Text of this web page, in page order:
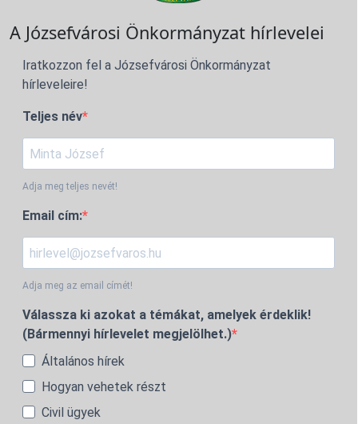
A Józsefvárosi Önkormányzat hírlevelei
Iratkozzon fel a Józsefvárosi Önkormányzat
hírleveleire!
Teljes név
Adja meg teljes nevét!
Email cím:
Adja meg az email címét!
Válassza ki azokat a témákat, amelyek érdeklik!
(Bármennyi hírlevelet megjelölhet.)
Általános hírek
Hogyan vehetek részt
Civil ügyek